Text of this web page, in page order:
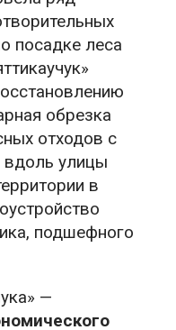
посадке леса
обрезка
отходов с
вдоль улицы
в
подшефного
—